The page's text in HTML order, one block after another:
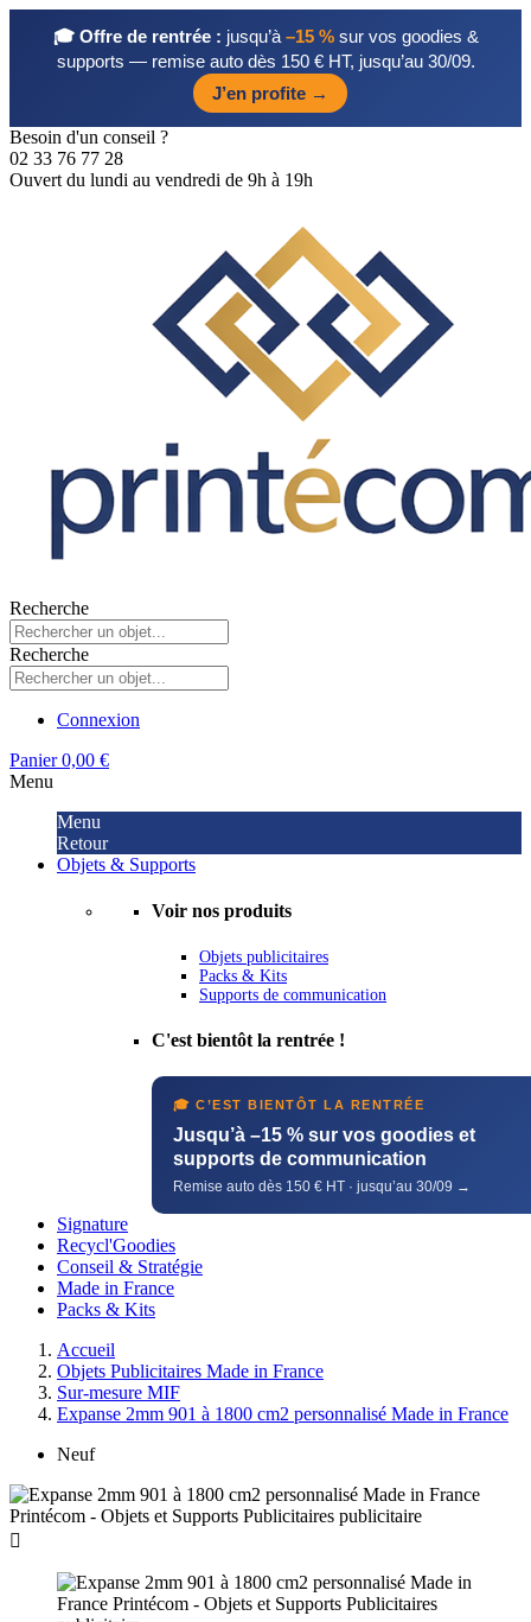
🎓 Offre de rentrée : jusqu’à –15 %sur vos goodies &
supports — remise auto dès 150 € HT, jusqu’au 30/09.
J’en profite →
Besoin d'un conseil ?
02 33 76 77 28
Ouvert du lundi au vendredi de 9h à 19h
Recherche
Recherche
Connexion
Panier 0,00 €
Menu
Menu
Retour
Objets & Supports
Voir nos produits
Objets publicitaires
Packs & Kits
Supports de communication
C'est bientôt la rentrée !
🎓 C’EST BIENTÔT LA RENTRÉE
Jusqu’à –15 % sur vos goodies et
supports de communication
Remise auto dès 150 € HT · jusqu’au 30/09 →
Signature
Recycl'Goodies
Conseil & Stratégie
Made in France
Packs & Kits
Accueil
Objets Publicitaires Made in France
Sur-mesure MIF
Expanse 2mm 901 à 1800 cm2 personnalisé Made in France
Neuf
